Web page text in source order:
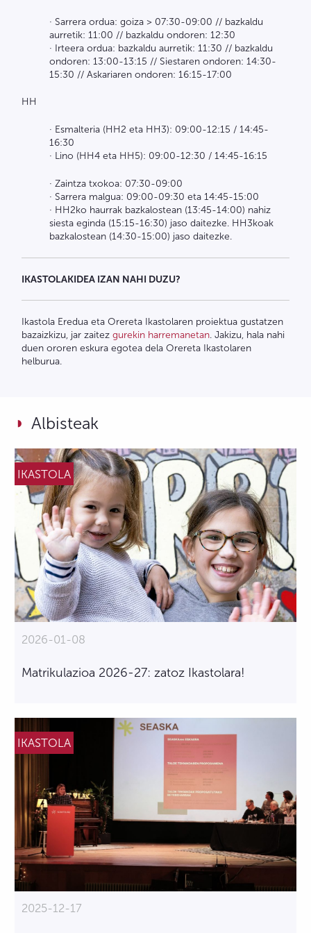
· Sarrera ordua: goiza > 07:30-09:00 // bazkaldu
aurretik: 11:00 // bazkaldu ondoren: 12:30
· Irteera ordua: bazkaldu aurretik: 11:30 // bazkaldu
ondoren: 13:00-13:15 // Siestaren ondoren: 14:30-
15:30 // Askariaren ondoren: 16:15-17:00
HH
· Esmalteria (HH2 eta HH3): 09:00-12:15 / 14:45-
16:30
· Lino (HH4 eta HH5): 09:00-12:30 / 14:45-16:15
· Zaintza txokoa: 07:30-09:00
· Sarrera malgua: 09:00-09:30 eta 14:45-15:00
· HH2ko haurrak bazkalostean (13:45-14:00) nahiz
siesta eginda (15:15-16:30) jaso daitezke. HH3koak
bazkalostean (14:30-15:00) jaso daitezke.
IKASTOLAKIDEA IZAN NAHI DUZU?
Ikastola Eredua eta Orereta Ikastolaren proiektua gustatzen
bazaizkizu, jar zaitez gurekin harremanetan. Jakizu, hala nahi
duen ororen eskura egotea dela Orereta Ikastolaren
helburua.
Albisteak
IKASTOLA
2026-01-08
Matrikulazioa 2026-27: zatoz Ikastolara!
IKASTOLA
2025-12-17